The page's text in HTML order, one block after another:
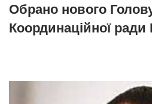
Обрано нового
Координаційної ради